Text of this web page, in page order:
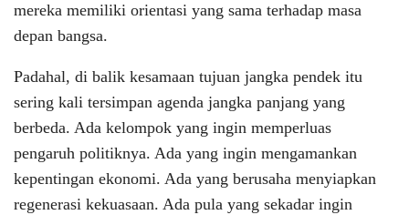
mereka memiliki orientasi yang sama terhadap masa
depan bangsa.
Padahal, di balik kesamaan tujuan jangka pendek itu
sering kali tersimpan agenda jangka panjang yang
berbeda. Ada kelompok yang ingin memperluas
pengaruh politiknya. Ada yang ingin mengamankan
kepentingan ekonomi. Ada yang berusaha menyiapkan
regenerasi kekuasaan. Ada pula yang sekadar ingin